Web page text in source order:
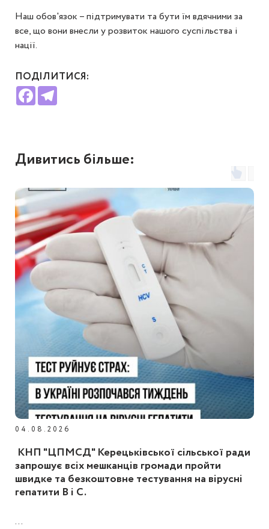
Наш обов'язок – підтримувати та бути їм вдячними за
все, що вони внесли у розвиток нашого суспільства і
нації.
ПОДІЛИТИСЯ:
Facebook
Дивитись більше:
04.08.2026
КНП "ЦПМСД" Керецьківської сільської ради
запрошує всіх мешканців громади пройти
швидке та безкоштовне тестування на вірусні
гепатити B і C.
...